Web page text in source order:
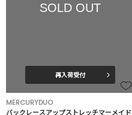
SOLD OUT
再入荷受付
MERCURYDUO
バックレースアップストレッチマーメイド